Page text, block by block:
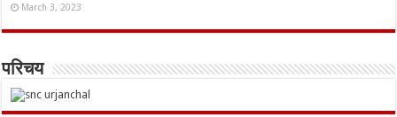
March 3, 2023
परिचय